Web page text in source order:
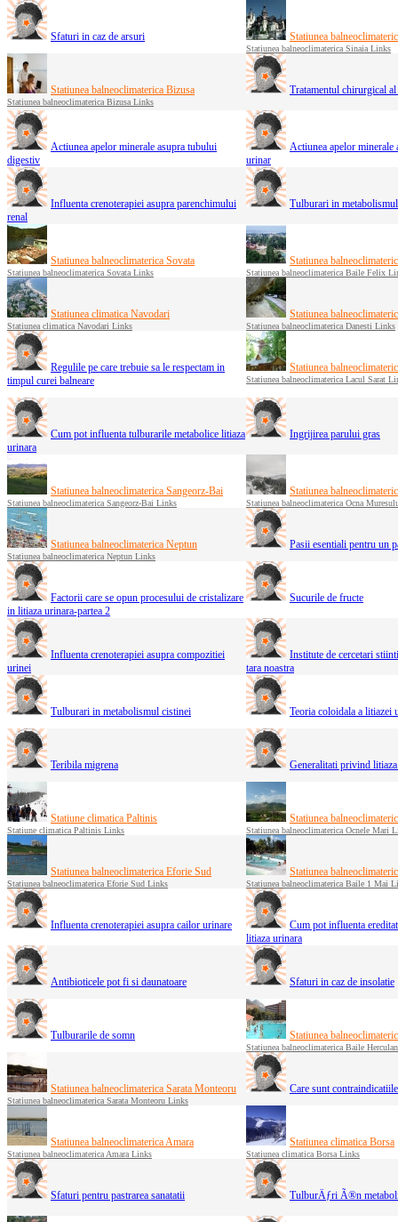
Sfaturi in caz de arsuri Statiunea
Statiunea balneoclimaterica Sinaia Links
Statiunea balneoclimaterica Bizusa
Statiunea balneoclimaterica Bizusa Links
Tratamentul chirurgical
Actiunea apelor minerale asupra tubului
digestiv
Actiunea apelor minerale
urinar
Influenta crenoterapiei asupra parenchimului
renal
Tulburari in
Statiunea balneoclimaterica Sovata
Statiunea balneoclimaterica Sovata Links
Statiunea
Statiunea balneoclimaterica Baile Felix
Statiunea climatica Navodari
Statiunea climatica Navodari Links
Statiunea
Statiunea balneoclimaterica Danesti Links
Regulile pe care trebuie sa le respectam in
timpul curei balneare
Statiunea
Statiunea balneoclimaterica Lacul Sarat
Cum pot influenta tulburarile metabolice litiaza
urinara
Ingrijirea parului gras
Statiunea balneoclimaterica Sangeorz-Bai
Statiunea balneoclimaterica Sangeorz-Bai Links
Statiunea
Statiunea balneoclimaterica Ocna
Statiunea balneoclimaterica Neptun
Statiunea balneoclimaterica Neptun Links
Pasii esentiali pentru un
Factorii care se opun procesului de cristalizare
in litiaza urinara-partea 2
Sucurile de fructe
Influenta crenoterapiei asupra compozitiei
urinei
Institute de cercetari
tara noastra
Tulburari in metabolismul cistinei Teoria coloidala a litiazei
Teribila migrena Generalitati privind
Statiune climatica Paltinis
Statiune climatica Paltinis Links
Statiunea
Statiunea balneoclimaterica Ocnele Mari
Statiunea balneoclimaterica Eforie Sud
Statiunea balneoclimaterica Eforie Sud Links
Statiunea
Statiunea balneoclimaterica Baile 1 Mai
Influenta crenoterapiei asupra cailor urinare
Cum pot influenta
litiaza urinara
Antibioticele pot fi si daunatoare Sfaturi in caz de insolatie
Tulburarile de somn Statiunea
Statiunea balneoclimaterica Baile
Statiunea balneoclimaterica Sarata Monteoru
Statiunea balneoclimaterica Sarata Monteoru Links
Care sunt
Statiunea balneoclimaterica Amara
Statiunea balneoclimaterica Amara Links
Statiunea climatica Borsa
Statiunea climatica Borsa Links
Sfaturi pentru pastrarea sanatatii TulburÄƒri Ã®n